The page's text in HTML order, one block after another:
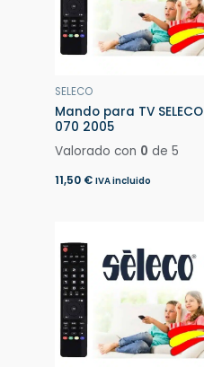
SELECO
Mando para TV SELECO
070 2005
Valorado con 0 de 5
11,50 € IVA incluido